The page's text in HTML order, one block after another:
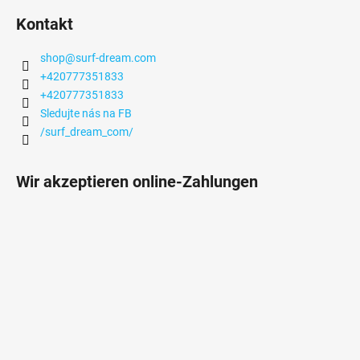
Kontakt
shop@surf-dream.com
+420777351833
+420777351833
Sledujte nás na FB
/surf_dream_com/
Wir akzeptieren online-Zahlungen